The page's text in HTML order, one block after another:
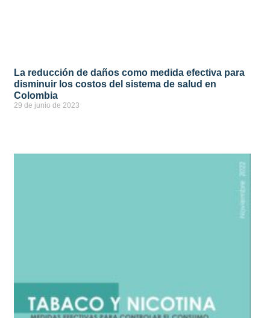
La reducción de daños como medida efectiva para
disminuir los costos del sistema de salud en
Colombia
29 de junio de 2023